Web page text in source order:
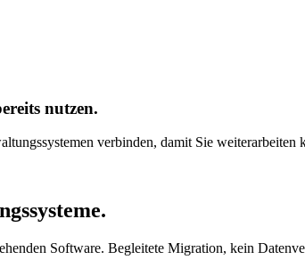
nutzen.
verbinden, damit Sie weiterarbeiten
Software. Begleitete Migration, kein